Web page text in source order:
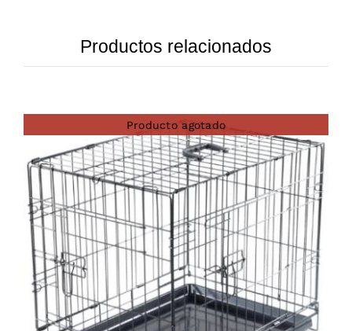
Productos relacionados
Producto agotado
DETAILS